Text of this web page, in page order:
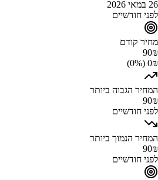
26 במאי 2026
לפני חודשיים
מחיר קודם
90₪
0₪ (0%)
המחיר הגבוה ביותר
90₪
לפני חודשיים
המחיר הנמוך ביותר
90₪
לפני חודשיים